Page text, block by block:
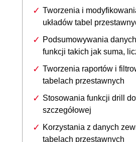
Tworzenia i
układów tabel
Podsumowywania
funkcji takich jak suma,
Tworzenia raportów i
tabelach przestawnych
Stosowania funkcji drill
szczegółowej
Korzystania z danych
tabelach przestawnych